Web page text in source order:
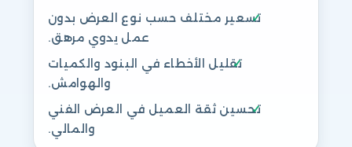
تسعير مختلف حسب نوع العرض بدون
عمل يدوي مرهق.
تقليل الأخطاء في البنود والكميات
والهوامش.
تحسين ثقة العميل في العرض الفني
والمالي.